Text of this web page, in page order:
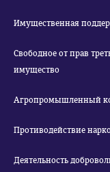
Имущественная
Свободное от прав
имущество
Агропромышленный
Противодействие
Деятельность